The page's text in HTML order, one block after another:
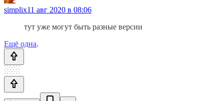
simplix11 авг 2020 в 08:06
тут уже могут быть разные версии
Ещё одна.